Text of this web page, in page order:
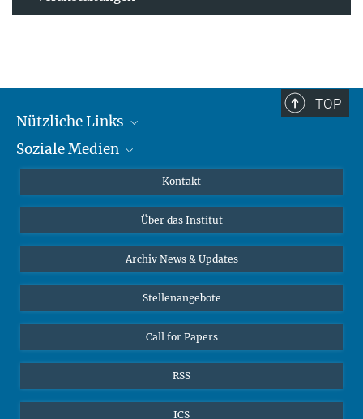
TOP
Nützliche Links
MMG Alumni Corner
Online-Vorträge
Interviews zum Thema "Diversity"
Soziale Medien
Bluesky
Kontakt
Über das Institut
Archiv News & Updates
Stellenangebote
Call for Papers
RSS
ICS